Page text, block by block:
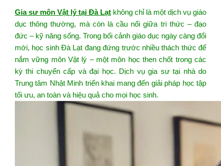
Gia sư môn Vật lý tại Đà Lạt không chỉ là một dịch vụ giáo
dục thông thường, mà còn là cầu nối giữa tri thức – đạo
đức – kỹ năng sống. Trong bối cảnh giáo dục ngày càng đổi
mới, học sinh Đà Lạt đang đứng trước nhiều thách thức để
nắm vững môn Vật lý – một môn học then chốt trong các
kỳ thi chuyển cấp và đại học. Dịch vụ gia sư tại nhà do
Trung tâm Nhật Minh triển khai mang đến giải pháp học tập
tối ưu, an toàn và hiệu quả cho mọi học sinh.